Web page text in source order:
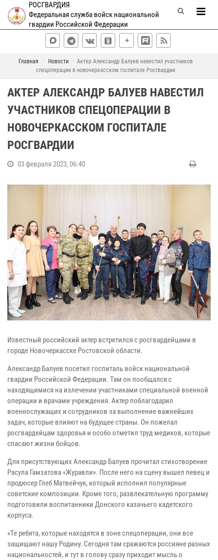
РОСГВАРДИЯ
Федеральная служба войск национальной
гвардии Российской Федерации
Главная Новости
Актер Александр Балуев навестил участников
спецоперации в новочеркасском госпитале Росгвардии
АКТЕР АЛЕКСАНДР БАЛУЕВ НАВЕСТИЛ
УЧАСТНИКОВ СПЕЦОПЕРАЦИИ В
НОВОЧЕРКАССКОМ ГОСПИТАЛЕ
РОСГВАРДИИ
03 февраля 2023, 06:40
Известный российский актер встретился с росгвардейцами в
городе Новочеркасске Ростовской области.
Александр Балуев посетил госпиталь войск национальной
гвардии Российской Федерации. Там он пообщался с
находящимися на излечении участниками специальной военной
операции и врачами учреждения. Актер поблагодарил
военнослужащих и сотрудников за выполнение важнейших
задач, которые влияют на будущее страны. Он пожелал
росгвардейцам здоровья и особо отметил труд медиков, которые
спасают жизни бойцов.
Для присутствующих Александр Балуев прочитал стихотворение
Расула Гамзатова «Журавли». После него на сцену вышел певец и
продюсер Глеб Матвейчук, который исполнил популярные
советские композиции. Кроме того, развлекательную программу
подготовили воспитанники Донского казачьего кадетского
корпуса.
«Те ребята, которые находятся в зоне спецоперации, они все
защищают нашу Родину. Сегодня там сражаются россияне разных
национальностей, и тут в голову сразу приходит мысль о